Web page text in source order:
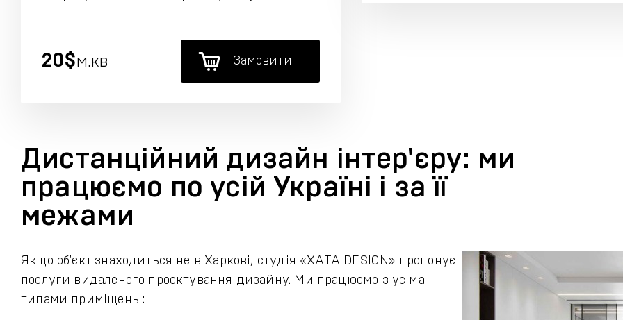
20$м.кв Замовити
Дистанційний дизайн інтер'єру: ми
працюємо по усій Україні і за її
межами
Якщо об'єкт знаходиться не в Харкові, студія «ХАТА DESIGN» пропонує
послуги видаленого проектування дизайну. Ми працюємо з усіма
типами приміщень :